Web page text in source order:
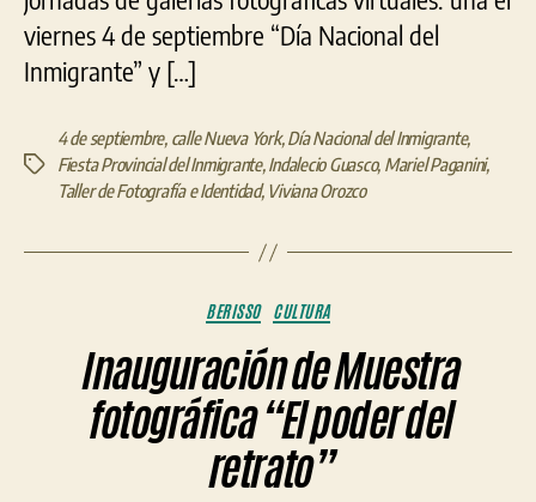
viernes 4 de septiembre “Día Nacional del
Inmigrante” y […]
Etiquetas
4 de septiembre, calle Nueva York,Día Nacional del Inmigrante,
Fiesta Provincial del Inmigrante,Indalecio Guasco, Mariel Paganini,
Taller de Fotografía e Identidad, Viviana Orozco
Categorías
BERISSO CULTURA
Inauguración de Muestra
fotográfica “El poder del
retrato”